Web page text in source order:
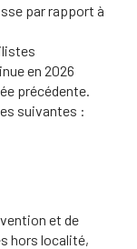
par rapport à
en 2026
précédente.
suivantes :
et de
hors localité,